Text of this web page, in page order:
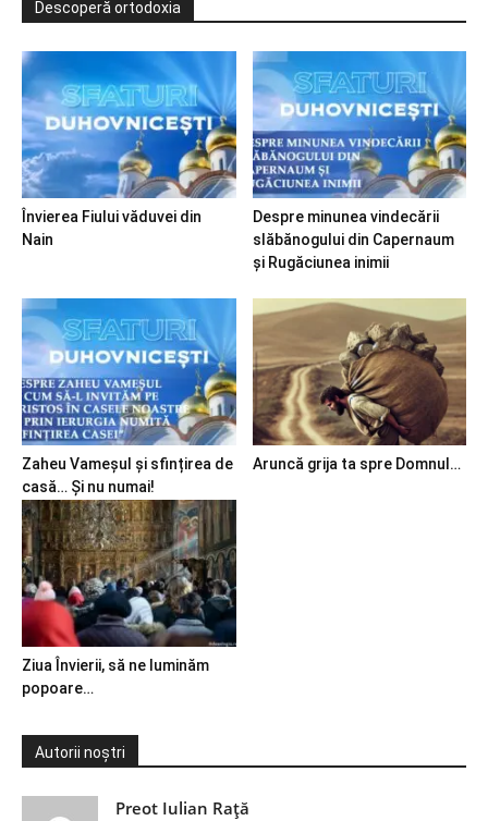
Descoperă ortodoxia
Învierea Fiului văduvei din
Nain
Despre minunea vindecării
slăbănogului din Capernaum
și Rugăciunea inimii
Zaheu Vameșul și sfințirea de
casă… Și nu numai!
Aruncă grija ta spre Domnul…
Ziua Învierii, să ne luminăm
popoare…
Autorii noștri
Preot Iulian Raţă